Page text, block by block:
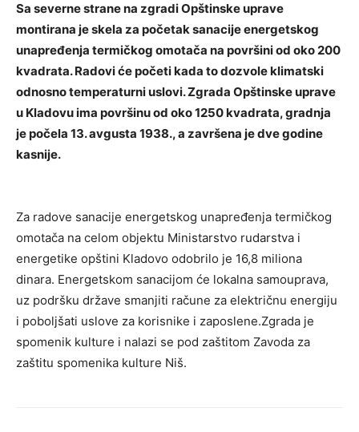
Sa severne strane na zgradi Opštinske uprave
montirana je skela za početak sanacije energetskog
unapređenja termičkog omotača na površini od oko 200
kvadrata. Radovi će početi kada to dozvole klimatski
odnosno temperaturni uslovi. Zgrada Opštinske uprave
u Kladovu ima površinu od oko 1250 kvadrata, gradnja
je počela 13. avgusta 1938., a završena je dve godine
kasnije.
Za radove sanacije energetskog unapređenja termičkog
omotača na celom objektu Ministarstvo rudarstva i
energetike opštini Kladovo odobrilo je 16,8 miliona
dinara. Energetskom sanacijom će lokalna samouprava,
uz podršku države smanjiti račune za električnu energiju
i poboljšati uslove za korisnike i zaposlene.Zgrada je
spomenik kulture i nalazi se pod zaštitom Zavoda za
zaštitu spomenika kulture Niš.